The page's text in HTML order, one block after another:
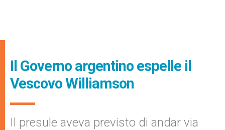
Il Governo argentino espelle il
Vescovo Williamson
Il presule aveva previsto di andar via